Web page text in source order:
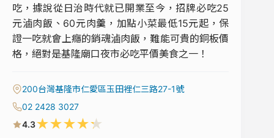
吃，據說從日治時代就已開業至今，招牌必吃25
元滷肉飯、60元肉羹，加點小菜最低15元起，保
證一吃就會上癮的銷魂滷肉飯，難能可貴的銅板價
格，絕對是基隆廟口夜市必吃平價美食之一！
200台灣基隆市仁愛區玉田裡仁三路27-1號
02 2428 3027
4.3★★★★★